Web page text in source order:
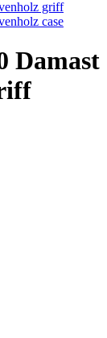
Damast